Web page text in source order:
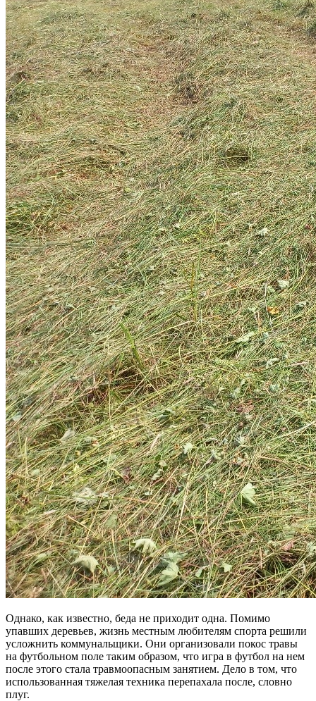
Однако, как известно, беда не приходит одна. Помимо
упавших деревьев, жизнь местным любителям спорта решили
усложнить коммунальщики. Они организовали покос травы
на футбольном поле таким образом, что игра в футбол на нем
после этого стала травмоопасным занятием. Дело в том, что
использованная тяжелая техника перепахала после, словно
плуг.